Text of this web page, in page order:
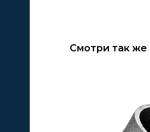
Смотри так же